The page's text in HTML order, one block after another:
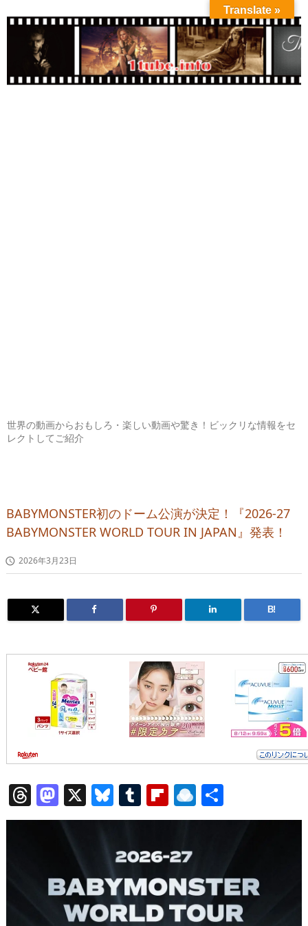
世界の動画からおもしろ・楽しい動画や驚き！ビックリな情報をセ
レクトしてご紹介
BABYMONSTER初のドーム公演が決定！『2026-27
BABYMONSTER WORLD TOUR IN JAPAN』発表！
 2026年3月23日
B!
T
h
M
a
st
d
o
X Bl
u
sk
y
T
u
bl
r
Fl
ip
o
ar
d
R
ai
ro
p.
有
Translate »